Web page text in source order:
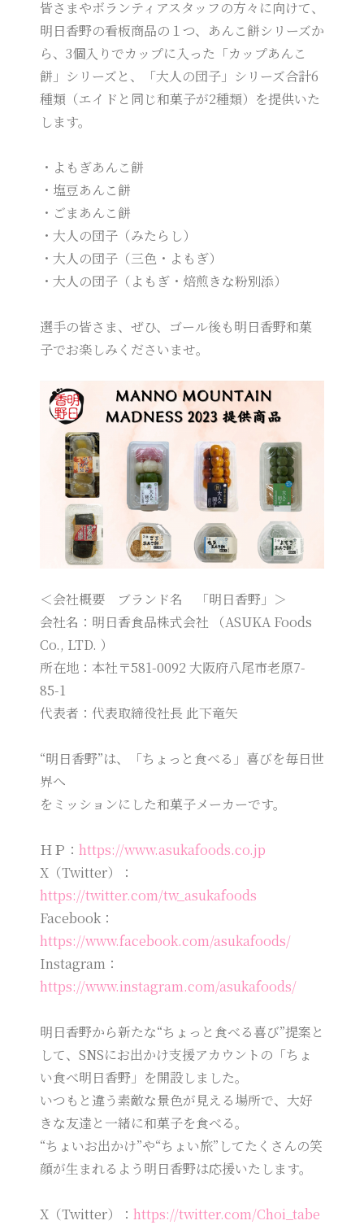
皆さまやボランティアスタッフの方々に向けて、
明日香野の看板商品の１つ、あんこ餅シリーズか
ら、3個入りでカップに入った「カップあんこ
餅」シリーズと、「大人の団子」シリーズ合計6
種類（エイドと同じ和菓子が2種類）を提供いた
します。
・よもぎあんこ餅
・塩豆あんこ餅
・ごまあんこ餅
・大人の団子（みたらし）
・大人の団子（三色・よもぎ）
・大人の団子（よもぎ・焙煎きな粉別添）
選手の皆さま、ぜひ、ゴール後も明日香野和菓
子でお楽しみくださいませ。
＜会社概要 ブランド名 「明日香野」＞
会社名：明日香食品株式会社 （ASUKA Foods
Co., LTD. ）
所在地：本社〒581-0092 大阪府八尾市老原7-
85-1
代表者：代表取締役社長 此下竜矢
“明日香野”は、「ちょっと食べる」喜びを毎日世
界へ
をミッションにした和菓子メーカーです。
ＨＰ： https://www.asukafoods.co.jp
X（Twitter）：
https://twitter.com/tw_asukafoods
Facebook：
https://www.facebook.com/asukafoods/
Instagram：
https://www.instagram.com/asukafoods/
明日香野から新たな“ちょっと食べる喜び”提案と
して、SNSにお出かけ支援アカウントの「ちょ
い食べ明日香野」を開設しました。
いつもと違う素敵な景色が見える場所で、大好
きな友達と一緒に和菓子を食べる。
“ちょいお出かけ”や“ちょい旅”してたくさんの笑
顔が生まれるよう明日香野は応援いたします。
X（Twitter）： https://twitter.com/Choi_tabe